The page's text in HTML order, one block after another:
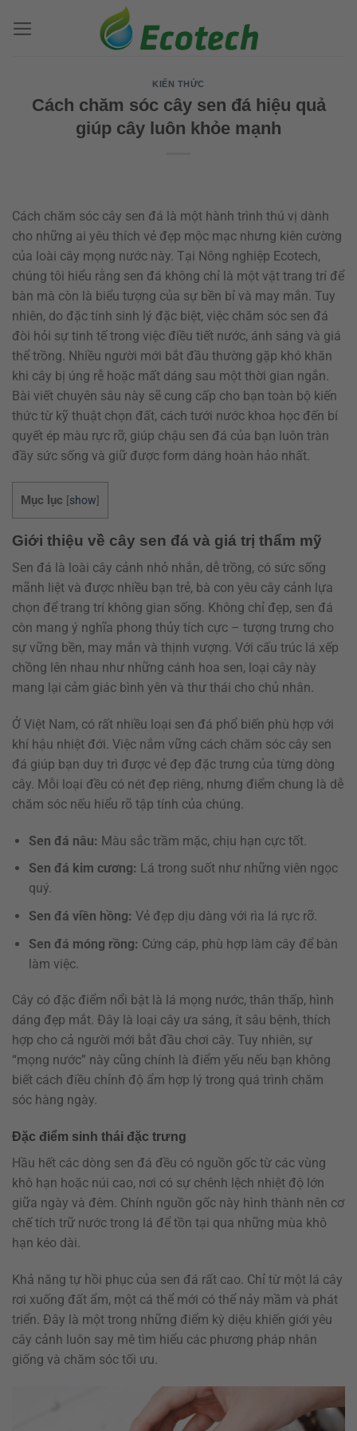
qua
KIẾN THỨC
Cách chăm sóc cây sen đá hiệu quả
giúp cây luôn khỏe mạnh
Cách chăm sóc cây sen đá là một hành trình thú vị dành
cho những ai yêu thích vẻ đẹp mộc mạc nhưng kiên cường
của loài cây mọng nước này. Tại Nông nghiệp Ecotech,
chúng tôi hiểu rằng sen đá không chỉ là một vật trang trí để
bàn mà còn là biểu tượng của sự bền bỉ và may mắn. Tuy
nhiên, do đặc tính sinh lý đặc biệt, việc chăm sóc sen đá
đòi hỏi sự tinh tế trong việc điều tiết nước, ánh sáng và giá
thể trồng. Nhiều người mới bắt đầu thường gặp khó khăn
khi cây bị úng rễ hoặc mất dáng sau một thời gian ngắn.
Bài viết chuyên sâu này sẽ cung cấp cho bạn toàn bộ kiến
thức từ kỹ thuật chọn đất, cách tưới nước khoa học đến bí
quyết ép màu rực rỡ, giúp chậu sen đá của bạn luôn tràn
đầy sức sống và giữ được form dáng hoàn hảo nhất.
Mục lục [show]
Giới thiệu về cây sen đá và giá trị thẩm mỹ
Sen đá là loài cây cảnh nhỏ nhắn, dễ trồng, có sức sống
mãnh liệt và được nhiều bạn trẻ, bà con yêu cây cảnh lựa
chọn để trang trí không gian sống. Không chỉ đẹp, sen đá
còn mang ý nghĩa phong thủy tích cực – tượng trưng cho
sự vững bền, may mắn và thịnh vượng. Với cấu trúc lá xếp
chồng lên nhau như những cánh hoa sen, loại cây này
mang lại cảm giác bình yên và thư thái cho chủ nhân.
Ở Việt Nam, có rất nhiều loại sen đá phổ biến phù hợp với
khí hậu nhiệt đới. Việc nắm vững cách chăm sóc cây sen
đá giúp bạn duy trì được vẻ đẹp đặc trưng của từng dòng
cây. Mỗi loại đều có nét đẹp riêng, nhưng điểm chung là dễ
chăm sóc nếu hiểu rõ tập tính của chúng.
Sen đá nâu: Màu sắc trầm mặc, chịu hạn cực tốt.
Sen đá kim cương: Lá trong suốt như những viên ngọc
quý.
Sen đá viền hồng: Vẻ đẹp dịu dàng với rìa lá rực rỡ.
Sen đá móng rồng: Cứng cáp, phù hợp làm cây để bàn
làm việc.
Cây có đặc điểm nổi bật là lá mọng nước, thân thấp, hình
dáng đẹp mắt. Đây là loại cây ưa sáng, ít sâu bệnh, thích
hợp cho cả người mới bắt đầu chơi cây. Tuy nhiên, sự
“mọng nước” này cũng chính là điểm yếu nếu bạn không
biết cách điều chỉnh độ ẩm hợp lý trong quá trình chăm
sóc hàng ngày.
Đặc điểm sinh thái đặc trưng
Hầu hết các dòng sen đá đều có nguồn gốc từ các vùng
khô hạn hoặc núi cao, nơi có sự chênh lệch nhiệt độ lớn
giữa ngày và đêm. Chính nguồn gốc này hình thành nên cơ
chế tích trữ nước trong lá để tồn tại qua những mùa khô
hạn kéo dài.
Khả năng tự hồi phục của sen đá rất cao. Chỉ từ một lá cây
rơi xuống đất ẩm, một cá thể mới có thể nảy mầm và phát
triển. Đây là một trong những điểm kỳ diệu khiến giới yêu
cây cảnh luôn say mê tìm hiểu các phương pháp nhân
giống và chăm sóc tối ưu.